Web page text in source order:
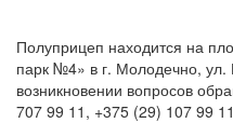
Полуприцеп находится на
парк №4» в г. Молодечно, ул.
возникновении вопросов
707 99 11,